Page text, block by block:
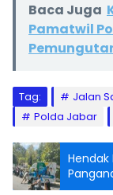
Baca Juga
Pamatwil
Tag: Jalan
Polda Jabar
Hendak